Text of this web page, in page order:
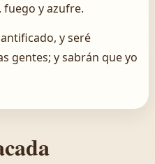
fuego y azufre.
y seré
gentes; y sabrán que yo